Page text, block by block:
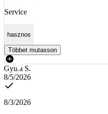
Service
hasznos
Többet mutasson
Gyula S.
8/5/2026
8/3/2026